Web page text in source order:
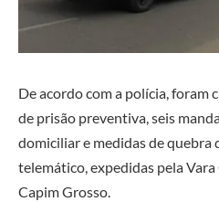
De acordo com a polícia, foram
de prisão preventiva, seis
domiciliar e medidas de quebra
telemático, expedidas pela
Capim Grosso.